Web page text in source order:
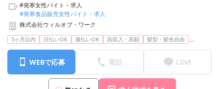
#発寒女性バイト・求人
#発寒食品販売女性バイト・求人
株式会社ウィルオブ・ワーク
3ヶ月以内 日払いOK 週払いOK 高収入・高額 髪型・髪色自由 ...
WEBで応募 電話 LINE